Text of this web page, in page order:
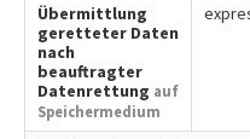
Übermittlung
geretteter Daten
nach
beauftragter
Datenrettung auf
Speichermedium